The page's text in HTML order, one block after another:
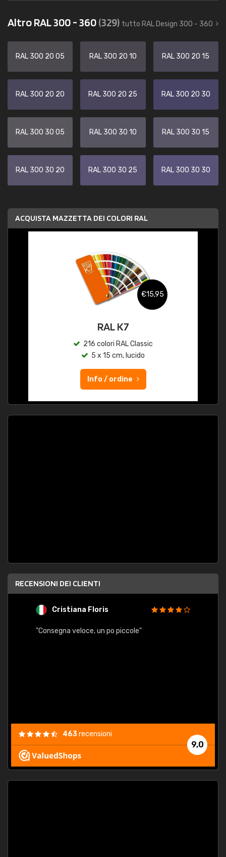
Altro RAL 300 - 360(329) tutto RAL Design 300 - 360
RAL 300 20 05 RAL 300 20 10 RAL 300 20 15
RAL 300 20 20 RAL 300 20 25 RAL 300 20 30
RAL 300 30 05 RAL 300 30 10 RAL 300 30 15
RAL 300 30 20 RAL 300 30 25 RAL 300 30 30
ACQUISTA MAZZETTA DEI COLORI RAL
€15,95
RAL K7
216 colori RAL Classic
5 x 15 cm, lucido
Info / ordine
RECENSIONI DEI CLIENTI
Cristiana Floris
"Consegna veloce, un po piccole"
9,0
463recensioni